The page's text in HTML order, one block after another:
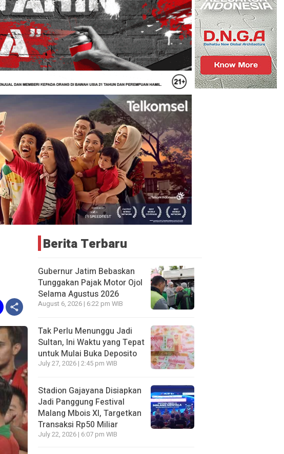
Berita Terbaru
Gubernur Jatim Bebaskan
Tunggakan Pajak Motor Ojol
Selama Agustus 2026
August 6, 2026 | 6:22 pm WIB
Tak Perlu Menunggu Jadi
Sultan, Ini Waktu yang Tepat
untuk Mulai Buka Deposito
July 27, 2026 | 2:45 pm WIB
Stadion Gajayana Disiapkan
Jadi Panggung Festival
Malang Mbois XI, Targetkan
Transaksi Rp50 Miliar
July 22, 2026 | 6:07 pm WIB